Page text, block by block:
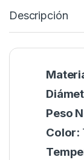
Descripción
Peso
Color: